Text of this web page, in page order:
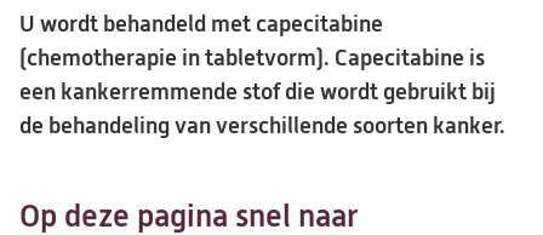
U wordt behandeld met capecitabine
(chemotherapie in tabletvorm). Capecitabine is
een kankerremmende stof die wordt gebruikt bij
de behandeling van verschillende soorten kanker.
Op deze pagina snel naar